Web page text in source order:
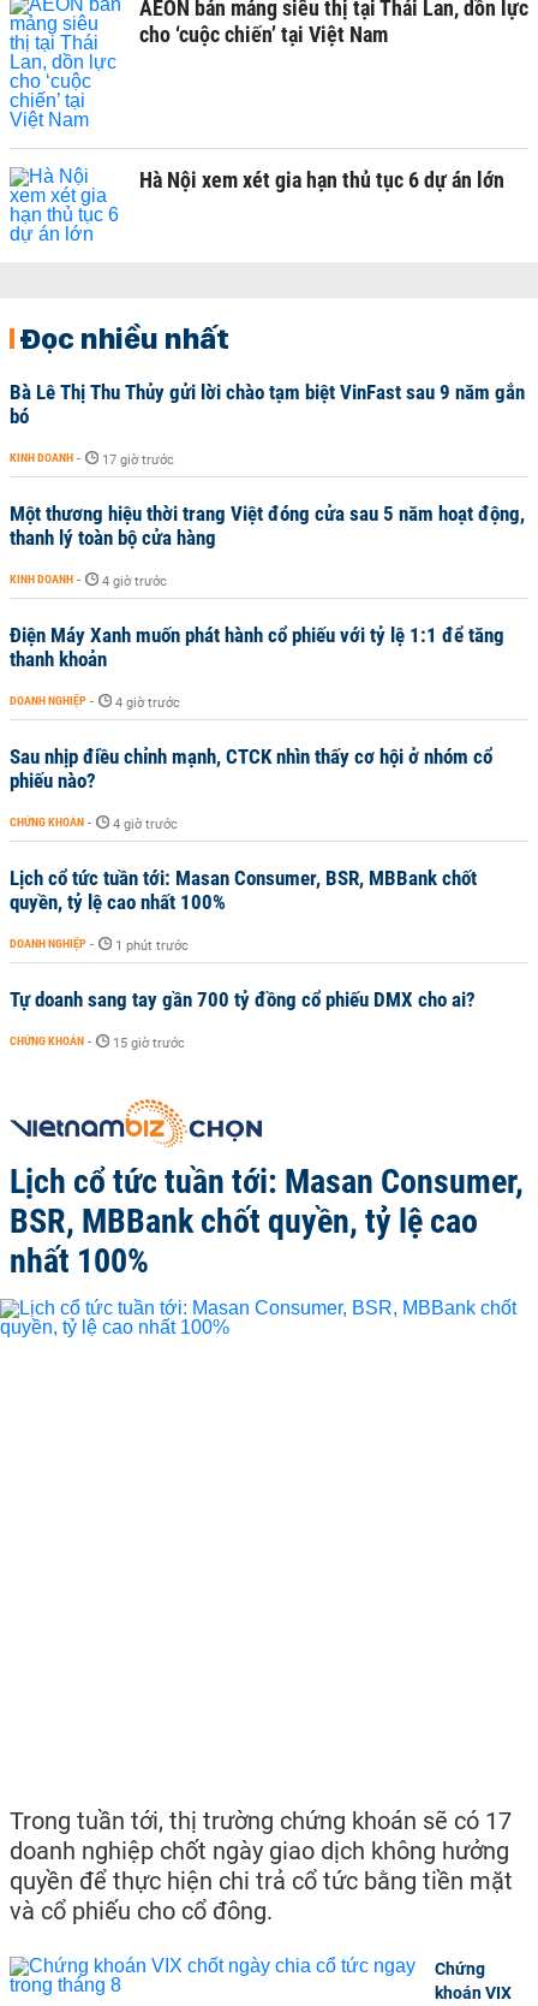
AEON bán mảng siêu thị tại Thái Lan, dồn lực
cho ‘cuộc chiến’ tại Việt Nam
Hà Nội xem xét gia hạn thủ tục 6 dự án lớn
Đọc nhiều nhất
Bà Lê Thị Thu Thủy gửi lời chào tạm biệt VinFast sau 9 năm gắn
bó
KINH DOANH - 17 giờ trước
Một thương hiệu thời trang Việt đóng cửa sau 5 năm hoạt động,
thanh lý toàn bộ cửa hàng
KINH DOANH - 4 giờ trước
Điện Máy Xanh muốn phát hành cổ phiếu với tỷ lệ 1:1 để tăng
thanh khoản
DOANH NGHIỆP - 4 giờ trước
Sau nhịp điều chỉnh mạnh, CTCK nhìn thấy cơ hội ở nhóm cổ
phiếu nào?
CHỨNG KHOÁN - 4 giờ trước
Lịch cổ tức tuần tới: Masan Consumer, BSR, MBBank chốt
quyền, tỷ lệ cao nhất 100%
DOANH NGHIỆP - 1 phút trước
Tự doanh sang tay gần 700 tỷ đồng cổ phiếu DMX cho ai?
CHỨNG KHOÁN - 15 giờ trước
Lịch cổ tức tuần tới: Masan Consumer,
BSR, MBBank chốt quyền, tỷ lệ cao
nhất 100%
Trong tuần tới, thị trường chứng khoán sẽ có 17
doanh nghiệp chốt ngày giao dịch không hưởng
quyền để thực hiện chi trả cổ tức bằng tiền mặt
và cổ phiếu cho cổ đông.
Chứng
khoán VIX